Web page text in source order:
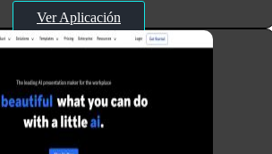
Ver Aplicación